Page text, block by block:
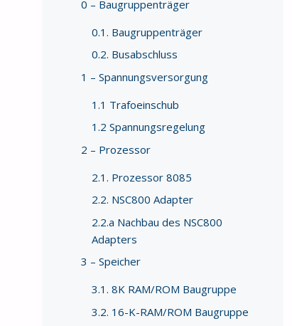
0 – Baugruppenträger
0.1. Baugruppenträger
0.2. Busabschluss
1 – Spannungsversorgung
1.1 Trafoeinschub
1.2 Spannungsregelung
2 – Prozessor
2.1. Prozessor 8085
2.2. NSC800 Adapter
2.2.a Nachbau des NSC800
Adapters
3 – Speicher
3.1. 8K RAM/ROM Baugruppe
3.2. 16-K-RAM/ROM Baugruppe